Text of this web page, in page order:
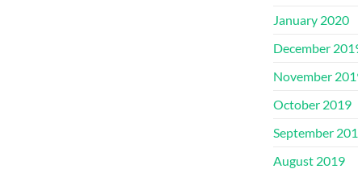
January 2020
December
November
October 2019
September
August 2019